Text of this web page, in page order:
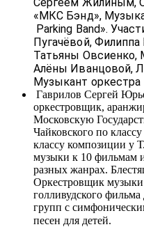
«МКС Бэнд»,
Parking Band».
Пугачёвой,
Татьяны Овсиенко,
Алёны Иванцовой,
Музыкант оркестра
Гаврилов Сергей
оркестровщик,
Московскую
Чайковского по
классу композиции у
музыки к 10 фильмам
разных жанрах.
Оркестровщик
голливудского
групп с
песен для детей.